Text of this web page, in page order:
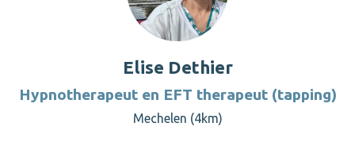
Elise Dethier
Hypnotherapeut en EFT therapeut (tapping)
Mechelen (4km)